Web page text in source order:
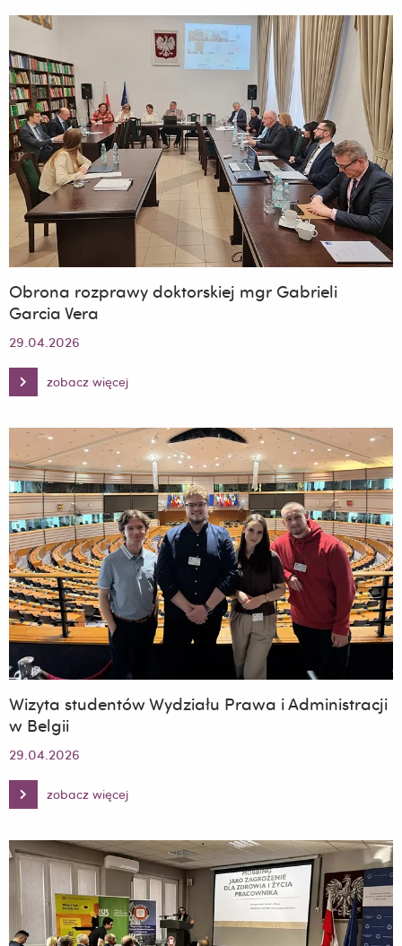
Naukowa
„35
obowiązywania
Konwencji
o
Prawach
Dziecka
w
Polsce
i
Słowacji.
Refleksje
i
Perspektywy”
Obrona rozprawy doktorskiej mgr Gabrieli
Garcia Vera
29.04.2026
zobacz więcej
Obrona
rozprawy
mgr
Gabrieli
Garcia
Vera
Wizyta studentów Wydziału Prawa i Administracji
w Belgii
29.04.2026
zobacz więcej
Wizyta
studentów
Prawa
i
Administracji